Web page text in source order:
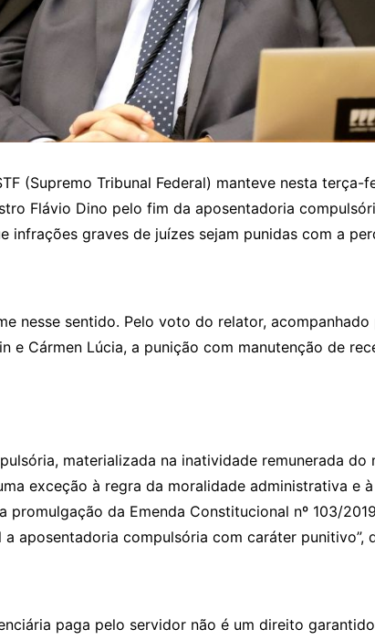
(Supremo Tribunal Federal) manteve nesta terça-
Flávio Dino pelo fim da aposentadoria
infrações graves de juízes sejam punidas com a
nesse sentido. Pelo voto do relator,
e Cármen Lúcia, a punição com manutenção de
materializada na inatividade remunerada do
exceção à regra da moralidade administrativa e
promulgação da Emenda Constitucional nº 103/
aposentadoria compulsória com caráter punitivo”,
paga pelo servidor não é um direito